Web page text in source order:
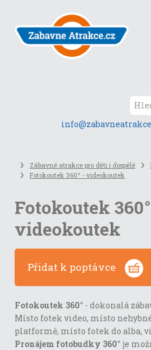
obsah
stránky
Zábavné atrakce pro děti i dospělé
Fotokoutek 360° - videokoutek
Fotokoutek
videokoutek
Přidat k poptávce
Fotokoutek 360° - dokonalá
Místo fotek video, místo
platformě, místo fotek do alba,
Pronájem fotobudky 360° je